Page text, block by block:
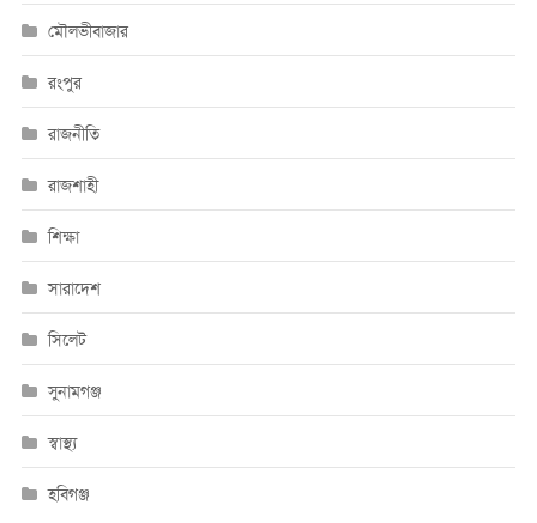
মৌলভীবাজার
রংপুর
রাজনীতি
রাজশাহী
শিক্ষা
সারাদেশ
সিলেট
সুনামগঞ্জ
স্বাস্থ্য
হবিগঞ্জ